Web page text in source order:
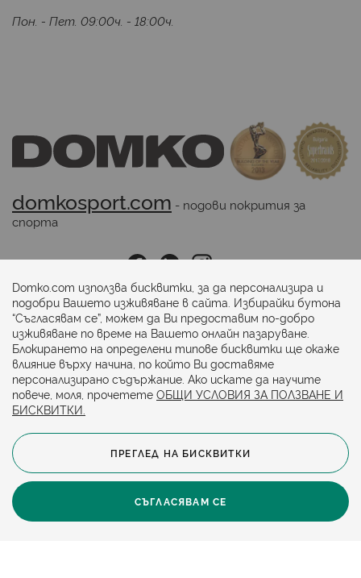
Пон. - Пет. 09:00ч. - 18:00ч.
domkosport.com - подови покрития за
спорта
Последвайте ни:
Начини на плащане:
© 2024. Всички права запазени.
Общи условия
Политика за бисквитки
Domko.com използва бисквитки, за да персонализира и
подобри Вашето изживяване в сайта. Избирайки бутона
“Съгласявам се”, можем да Ви предоставим по-добро
изживяване по време на Вашето онлайн пазаруване.
Блокирането на определени типове бисквитки ще окаже
влияние върху начина, по който Ви доставяме
персонализирано съдържание. Ако искате да научите
повече, моля, прочетете ОБЩИ УСЛОВИЯ ЗА ПОЛЗВАНЕ И
БИСКВИТКИ.
СЪГЛАСЯВАМ СЕ
ПРЕГЛЕД НА БИСКВИТКИ